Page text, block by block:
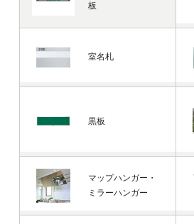
板
室名札
黒板
マップハンガー・
ミラーハンガー